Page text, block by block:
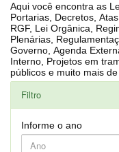
Aqui você encontra as Leis
Portarias, Decretos, Atas,
RGF, Lei Orgânica,
Plenárias,
Governo, Agenda Externa do presidente, Relatório do Controle
Interno, Projetos em tramitação na Câmara, Controle dos bens
públicos e muito
Filtro
Informe o ano